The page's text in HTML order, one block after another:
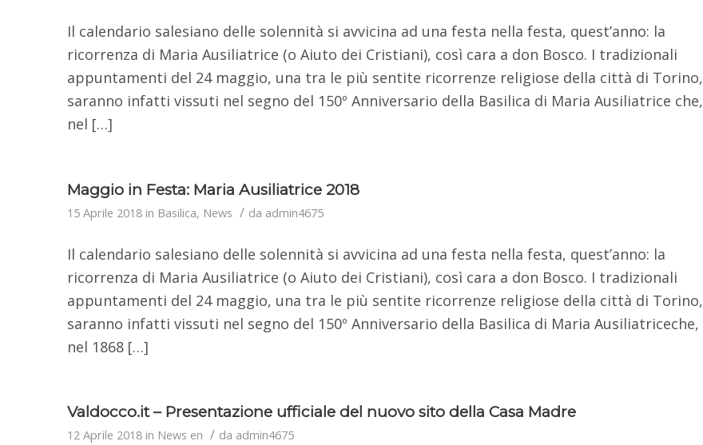
Il calendario salesiano delle solennità si avvicina ad una festa nella festa, quest’anno: la
ricorrenza di Maria Ausiliatrice (o Aiuto dei Cristiani), così cara a don Bosco. I tradizionali
appuntamenti del 24 maggio, una tra le più sentite ricorrenze religiose della città di Torino,
saranno infatti vissuti nel segno del 150º Anniversario della Basilica di Maria Ausiliatrice che,
nel […]
Maggio in Festa: Maria Ausiliatrice 2018
15 Aprile 2018 in Basilica, News / da admin4675
Il calendario salesiano delle solennità si avvicina ad una festa nella festa, quest’anno: la
ricorrenza di Maria Ausiliatrice (o Aiuto dei Cristiani), così cara a don Bosco. I tradizionali
appuntamenti del 24 maggio, una tra le più sentite ricorrenze religiose della città di Torino,
saranno infatti vissuti nel segno del 150º Anniversario della Basilica di Maria Ausiliatriceche,
nel 1868 […]
Valdocco.it – Presentazione ufficiale del nuovo sito della Casa Madre
12 Aprile 2018 in News en / da admin4675